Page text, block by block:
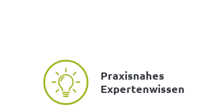
Praxisnahes
Expertenwissen